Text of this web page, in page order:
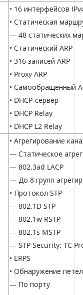
• 16 интерфейсов
• Статическая
— 48 статических
• Статический ARP
• 316 записей ARP
• Proxy ARP
• Самообращённый
• DHCP-сервер
• DHCP Relay
• DHCP L2 Relay
• Агрегирование
— Статическое
— 802.3ad LACP
— До 8 групп
• Протокол STP
— 802.1D STP
— 802.1w RSTP
— 802.1s MSTP
— STP Security: TC
• ERPS
• Обнаружение
— По порту